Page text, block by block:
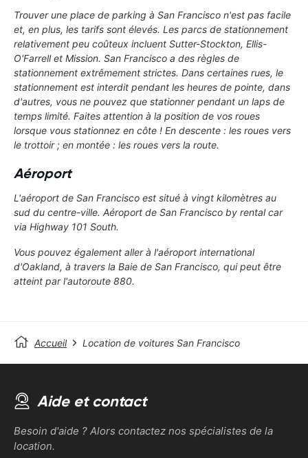
Trouver une place de parking à San Francisco n'est pas facile
et, en plus, les tarifs sont élevés. Les parcs de stationnement
relativement peu coûteux incluent Sutter-Stockton, Ellis-
O'Farrell et Mission. San Francisco a des règles de
stationnement extrêmement strictes. Dans certaines rues, le
stationnement est interdit pendant les heures de pointe, dans
d'autres, vous ne pouvez que stationner pendant un laps de
temps limité. Faites attention à la position de vos roues
lorsque vous stationnez en côte ! En descente : les roues vers
le trottoir ; en montée : les roues vers la route.
Aéroport
L'aéroport de San Francisco est situé à vingt kilomètres au
sud du centre-ville. Aéroport de San Francisco by rental car
via Highway 101 South.
Vous pouvez également aller à l'aéroport international
d'Oakland, à travers la Baie de San Francisco, qui peut être
atteint par l'autoroute 880.
Accueil Location de voitures San Francisco
Aide et contact
Besoin d'aide ? Alors contactez nos spécialistes de la
location.